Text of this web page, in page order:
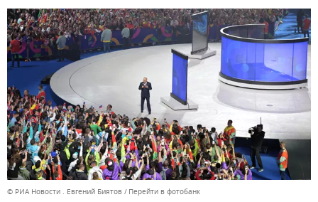
© РИА Новости . Евгений Биятов Перейти в фотобанк